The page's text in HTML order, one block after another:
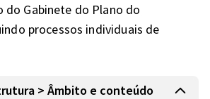
do Gabinete do Plano do
processos individuais de
> Âmbito e conteúdo